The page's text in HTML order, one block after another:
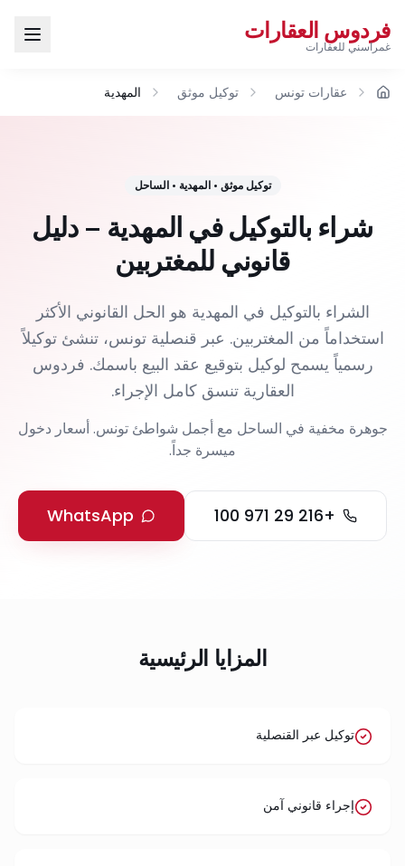
فردوس العقارات
غمراسني للعقارات
الرئيسية عقارات تونس توكيل موثق المهدية
توكيل موثق •المهدية •الساحل
شراء بالتوكيل في المهدية – دليل
قانوني للمغتربين
الشراء بالتوكيل في المهدية هو الحل القانوني الأكثر
استخداماً من المغتربين. عبر قنصلية تونس، تنشئ توكيلاً
رسمياً يسمح لوكيل بتوقيع عقد البيع باسمك. فردوس
العقارية تنسق كامل الإجراء.
جوهرة مخفية في الساحل مع أجمل شواطئ تونس. أسعار دخول
ميسرة جداً.
WhatsApp +216 29 971 100
المزايا الرئيسية
توكيل عبر القنصلية
إجراء قانوني آمن